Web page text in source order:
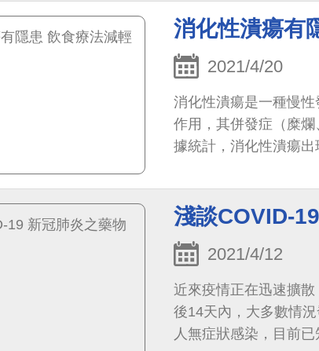
消化性潰瘍有
2021/4/20
消化性潰瘍是一種慢
作用，其併發症（糜
據統計，消化性潰瘍
淺談COVID-
2021/4/12
近來疫情正在迅速擴
後14天內，大多數情
人無症狀感染，目前